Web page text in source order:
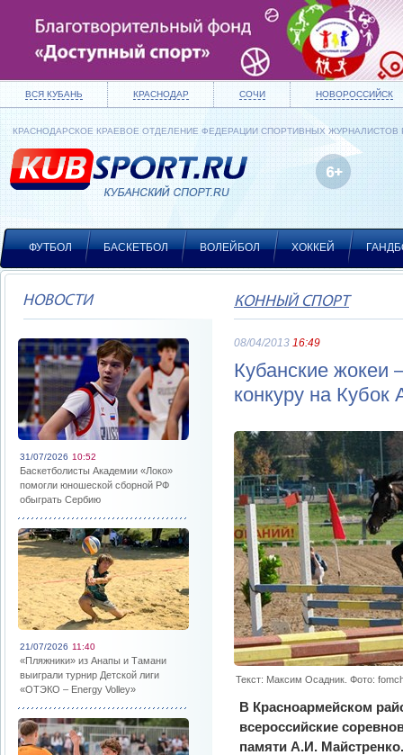
ВСЯ КУБАНЬ КРАСНОДАР СОЧИ НОВОРОССИЙСК
КРАСНОДАРСКОЕ КРАЕВОЕ ОТДЕЛЕНИЕ ФЕДЕРАЦИИ СПОРТИВНЫХ ЖУРНАЛИСТОВ
ФУТБОЛ БАСКЕТБОЛ ВОЛЕЙБОЛ ХОККЕЙ
НОВОСТИ
31/07/2026 10:52
Баскетболисты Академии «Локо»
помогли юношеской сборной РФ
обыграть Сербию
21/07/2026 11:40
«Пляжники» из Анапы и Тамани
выиграли турнир Детской лиги
«ОТЭКО – Energy Volley»
КОННЫЙ СПОРТ
08/04/2013 16:49
Кубанские жокеи
конкуру на
Текст: Максим Осадник. Фото:
В Красноармейском
всероссийские
памяти А.И. Майстренко.